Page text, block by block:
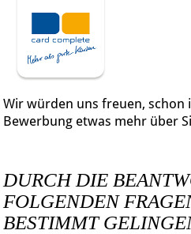
Stellenangebote
Unternehmensziele
Was wir bieten
Wir würden uns freuen, schon
Bewerbung etwas mehr über
DURCH DIE
FOLGENDEN
BESTIMMT